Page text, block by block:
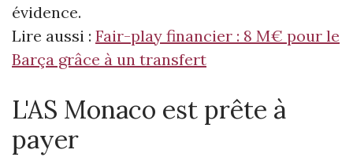
évidence.
Lire aussi : Fair-play financier : 8 M€ pour le
Barça grâce à un transfert
L'AS Monaco est prête à
payer